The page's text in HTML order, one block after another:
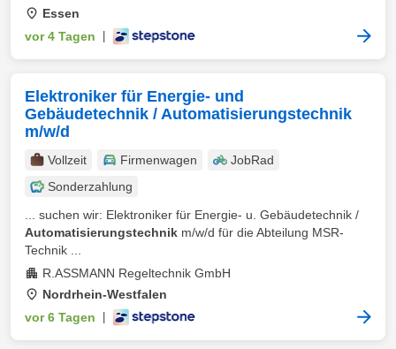
Essen
vor 4 Tagen
Elektroniker für Energie- und
Gebäudetechnik / Automatisierungstechnik
m/w/d
Vollzeit Firmenwagen
JobRad
Sonderzahlung
... suchen wir: Elektroniker für Energie- u. Gebäudetechnik /
Automatisierungstechnik m/w/d für die Abteilung MSR-
Technik ...
R.ASSMANN Regeltechnik GmbH
Nordrhein-Westfalen
vor 6 Tagen